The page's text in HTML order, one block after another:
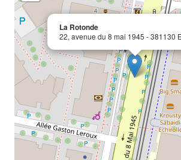
La Rotonde
22, avenue du 8 mai 1945 - 381130